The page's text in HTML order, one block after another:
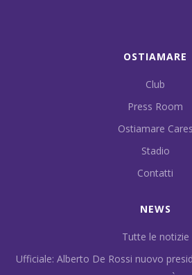
OSTIAMARE
Club
Press Room
Ostiamare Cares
Stadio
Contatti
NEWS
Tutte le notizie
Ufficiale: Alberto De Rossi nuovo